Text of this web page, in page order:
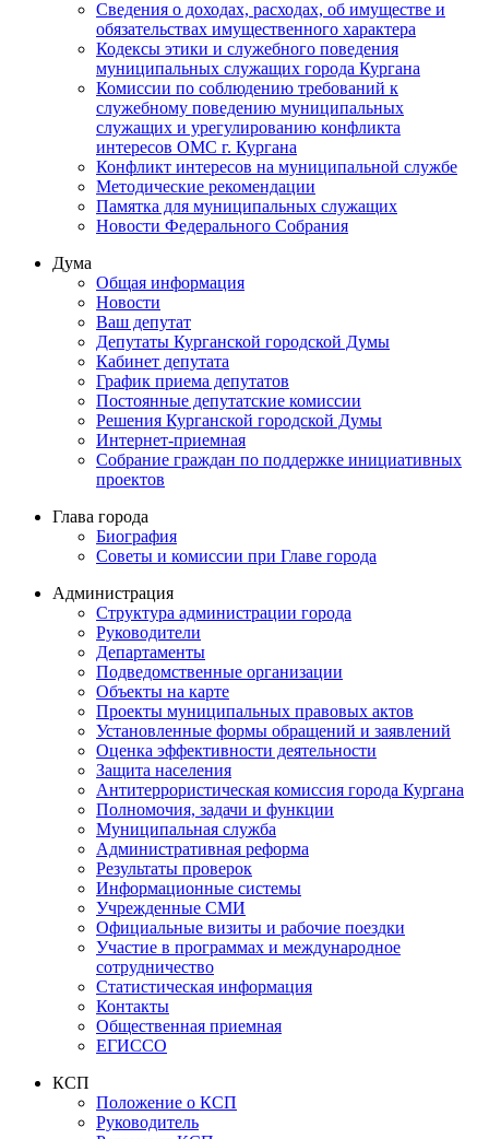
Сведения о доходах, расходах, об имуществе и
обязательствах имущественного характера
Кодексы этики и служебного поведения
муниципальных служащих города Кургана
Комиссии по соблюдению требований к
служебному поведению муниципальных
служащих и урегулированию конфликта
интересов ОМС г. Кургана
Конфликт интересов на муниципальной службе
Методические рекомендации
Памятка для муниципальных служащих
Новости Федерального Cобрания
Дума
Общая информация
Новости
Ваш депутат
Депутаты Курганской городской Думы
Кабинет депутата
График приема депутатов
Постоянные депутатские комиссии
Решения Курганской городской Думы
Интернет-приемная
Собрание граждан по поддержке инициативных
проектов
Глава города
Биография
Советы и комиссии при Главе города
Администрация
Структура администрации города
Руководители
Департаменты
Подведомственные организации
Объекты на карте
Проекты муниципальных правовых актов
Установленные формы обращений и заявлений
Оценка эффективности деятельности
Защита населения
Антитеррористическая комиссия города Кургана
Полномочия, задачи и функции
Муниципальная служба
Административная реформа
Результаты проверок
Информационные системы
Учрежденные СМИ
Официальные визиты и рабочие поездки
Участие в программах и международное
сотрудничество
Статистическая информация
Контакты
Общественная приемная
ЕГИССО
КСП
Положение о КСП
Руководитель